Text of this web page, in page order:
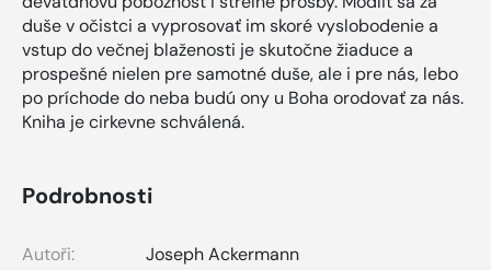
duše v očistci a vyprosovať im skoré vyslobodenie a
vstup do večnej blaženosti je skutočne žiaduce a
prospešné nielen pre samotné duše, ale i pre nás, lebo
po príchode do neba budú ony u Boha orodovať za nás.
Kniha je cirkevne schválená.
Podrobnosti
Autoři:
Joseph Ackermann